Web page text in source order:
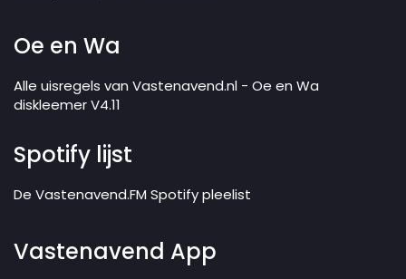
Oe en Wa
Alle uisregels van Vastenavend.nl - Oe en Wa
diskleemer V4.11
Spotify lijst
De Vastenavend.FM Spotify pleelist
Vastenavend App